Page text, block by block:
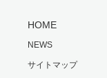
HOME
NEWS
サイトマップ